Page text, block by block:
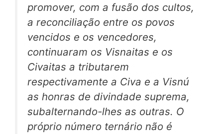
promover, com a fusão dos cultos,
a reconciliação entre os povos
vencidos e os vencedores,
continuaram os Visnaitas e os
Civaitas a tributarem
respectivamente a Civa e a Visnú
as honras de divindade suprema,
subalternando-lhes as outras. O
próprio número ternário não é